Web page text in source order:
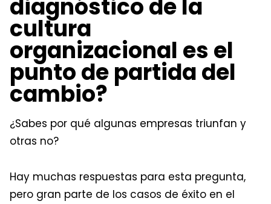
diagnóstico de la
cultura
organizacional es el
punto de partida del
cambio?
¿Sabes por qué algunas empresas triunfan y
otras no?
Hay muchas respuestas para esta pregunta,
pero gran parte de los casos de éxito en el